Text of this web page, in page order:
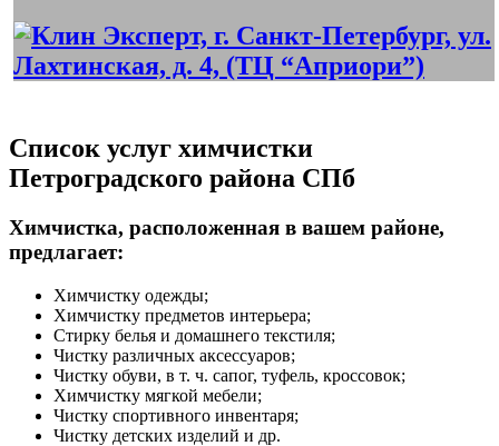
Список услуг химчистки
Петроградского района СПб
Химчистка, расположенная в вашем районе,
предлагает:
Химчистку одежды;
Химчистку предметов интерьера;
Стирку белья и домашнего текстиля;
Чистку различных аксессуаров;
Чистку обуви, в т. ч. сапог, туфель, кроссовок;
Химчистку мягкой мебели;
Чистку спортивного инвентаря;
Чистку детских изделий и др.